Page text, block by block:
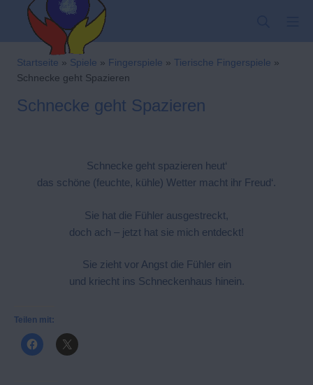
springen
Kindergarten-
Startseite » Spiele » Fingerspiele » Tierische Fingerspiele »
Schnecke geht Spazieren
Schnecke geht Spazieren
Schnecke geht spazieren heut‘
das schöne (feuchte, kühle) Wetter macht ihr Freud‘.
Sie hat die Fühler ausgestreckt,
doch ach – jetzt hat sie mich entdeckt!
Sie zieht vor Angst die Fühler ein
und kriecht ins Schneckenhaus hinein.
Teilen mit: